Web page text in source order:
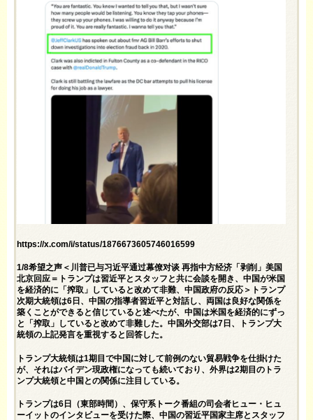
https://x.com/i/status/1876673605746016599
1/8希望之声＜川普已与习近平通过幕僚对谈 再指中方经济「剥削」美国
北京回应＝トランプは習近平とスタッフと共に会談を開き、中国が米国
を経済的に「搾取」していると改めて非難、中国政府の反応＞トランプ
次期大統領は6日、中国の指導者習近平と対話し、両国は良好な関係を
築くことができると信じていると述べたが、中国は米国を経済的にずっ
と「搾取」していると改めて非難した。中国外交部は7日、トランプ大
統領の上記発言を重視すると回答した。
トランプ大統領は1期目で中国に対して前例のない貿易戦争を仕掛けた
が、それはバイデン現政権になっても続いており、外界は2期目のトラ
ンプ大統領と中国との関係に注目している。
トランプは6日（東部時間）、保守系トーク番組の司会者ヒュー・ヒュ
ーイットのインタビューを受けた際、中国の習近平国家主席とスタッフ